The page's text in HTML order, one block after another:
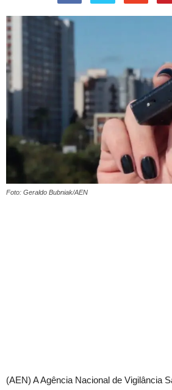
Foto: Geraldo Bubniak/AEN
(AEN) A Agência Nacional de Vigilância